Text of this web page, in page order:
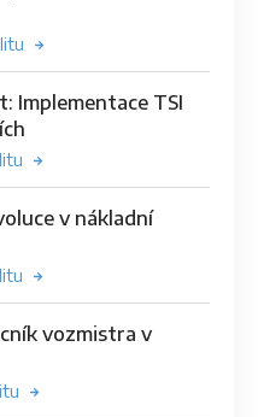
Implementace TSI
v nákladní
vozmistra v